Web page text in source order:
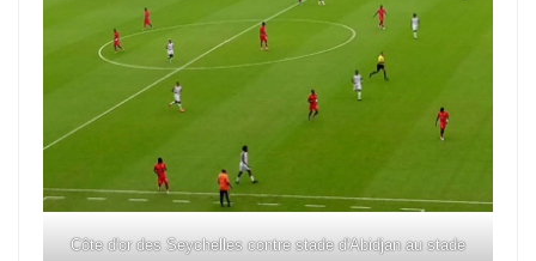
Côte d'or des Seychelles contre stade d'Abidjan au stade